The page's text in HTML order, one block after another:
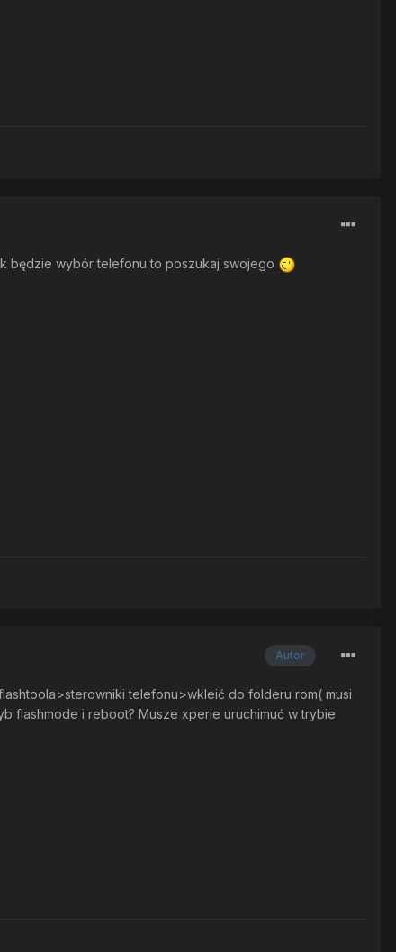
będzie wybór telefonu to poszukaj swojego
Autor
telefonu>wkleić do folderu rom( musi
flashmode i reboot? Musze xperie uruchimuć w trybie